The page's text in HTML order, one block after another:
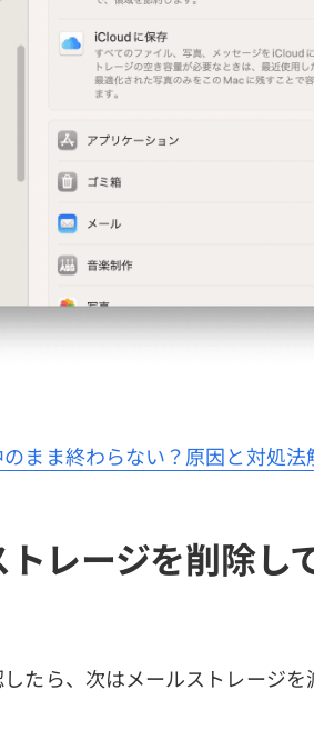
まま終わらない？原因と対処法
レージを削除し
たら、次はメールストレージを